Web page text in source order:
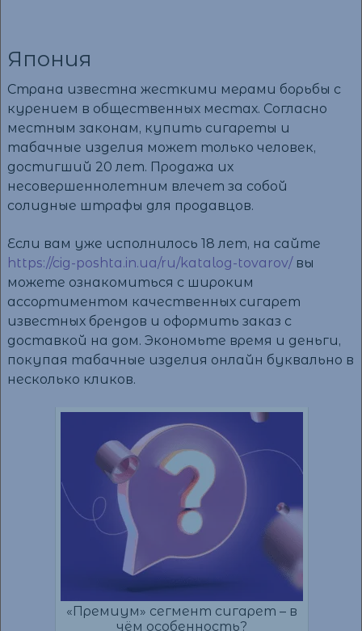
Япония
Страна известна жесткими мерами борьбы с
курением в общественных местах. Согласно
местным законам, купить сигареты и
табачные изделия может только человек,
достигший 20 лет. Продажа их
несовершеннолетним влечет за собой
солидные штрафы для продавцов.
Если вам уже исполнилось 18 лет, на сайте
https://cig-poshta.in.ua/ru/katalog-tovarov/вы
можете ознакомиться с широким
ассортиментом качественных сигарет
известных брендов и оформить заказ с
доставкой на дом. Экономьте время и деньги,
покупая табачные изделия онлайн буквально в
несколько кликов.
«Премиум» сегмент сигарет – в
чём особенность?